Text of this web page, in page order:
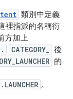
類別中定義
裡指派的名稱衍
方加上
CATEGORY_
後
的
。